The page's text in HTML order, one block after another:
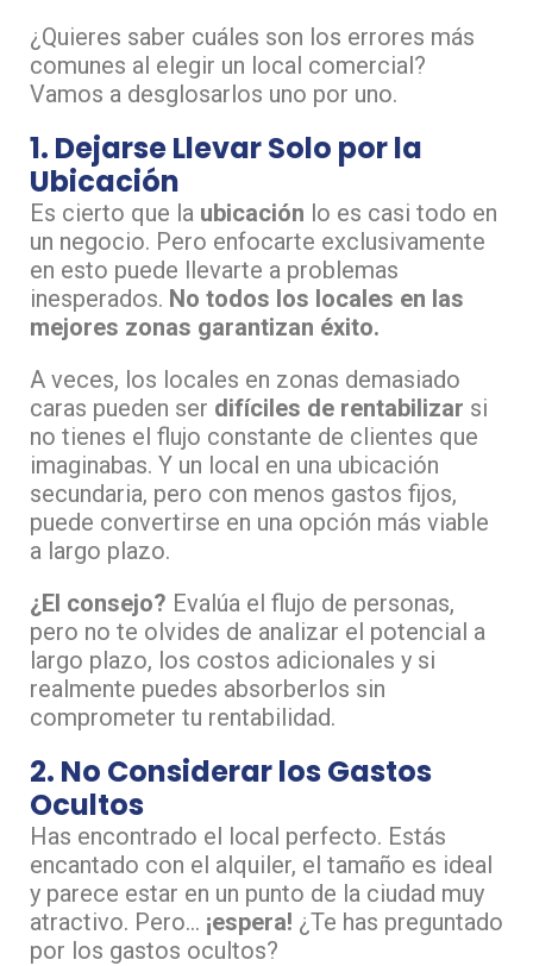
¿Quieres saber cuáles son los errores más
comunes al elegir un local comercial?
Vamos a desglosarlos uno por uno.
1. Dejarse Llevar Solo por la
Ubicación
Es cierto que la ubicación lo es casi todo en
un negocio. Pero enfocarte exclusivamente
en esto puede llevarte a problemas
inesperados. No todos los locales en las
mejores zonas garantizan éxito.
A veces, los locales en zonas demasiado
caras pueden ser difíciles de rentabilizar si
no tienes el flujo constante de clientes que
imaginabas. Y un local en una ubicación
secundaria, pero con menos gastos fijos,
puede convertirse en una opción más viable
a largo plazo.
¿El consejo? Evalúa el flujo de personas,
pero no te olvides de analizar el potencial a
largo plazo, los costos adicionales y si
realmente puedes absorberlos sin
comprometer tu rentabilidad.
2. No Considerar los Gastos
Ocultos
Has encontrado el local perfecto. Estás
encantado con el alquiler, el tamaño es ideal
y parece estar en un punto de la ciudad muy
atractivo. Pero… ¡espera! ¿Te has preguntado
por los gastos ocultos?